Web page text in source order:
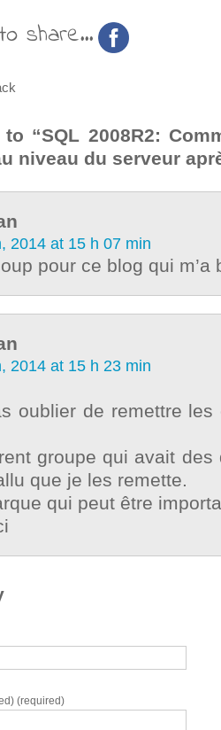
share...
“SQL 2008R2:
niveau du serveur
2014 at 15 h 07 min
pour ce blog qui m’a
2014 at 15 h 23 min
oublier de remettre les
groupe qui avait
que je les remette.
qui peut être
(required)